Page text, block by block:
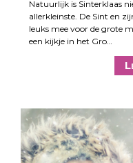
Natuurlijk is Sinterklaas
allerkleinste. De Sint en
leuks mee voor de grote
een kijkje in het Gro…